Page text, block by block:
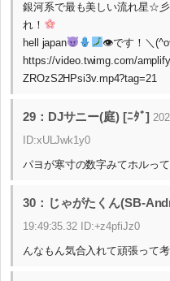
銀河系で最も美しい流れ星☆
れ！
hell japan
👁です！＼
https://video.twimg.com/
ZROzS2HPsi3v.mp4?tag=21
29：DJサニー(庭) [ﾆﾀﾞ]
ID:xULJwk1y0
パヨが寒寸の数字みてホルっ
30：じゃがたくん(SB-
19:49:35.32 ID:+z4pfiJz0
んなもん気合入れて頑張って